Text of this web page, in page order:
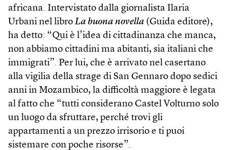
africana. Intervistato dalla giornalista Ilaria
Urbani nel libro La buona novella (Guida editore),
ha detto: “Qui è l’idea di cittadinanza che manca,
non abbiamo cittadini ma abitanti, sia italiani che
immigrati”. Per lui, che è arrivato nel casertano
alla vigilia della strage di San Gennaro dopo sedici
anni in Mozambico, la difficoltà maggiore è legata
al fatto che “tutti considerano Castel Volturno solo
un luogo da sfruttare, perché trovi gli
appartamenti a un prezzo irrisorio e ti puoi
sistemare con poche risorse”.